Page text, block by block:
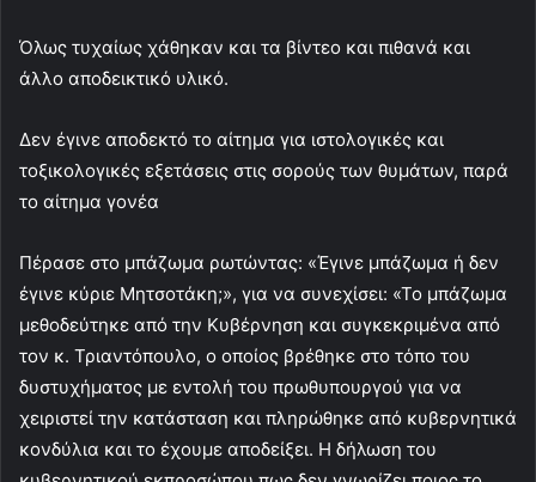
Όλως τυχαίως χάθηκαν και τα βίντεο και πιθανά και
άλλο αποδεικτικό υλικό.
Δεν έγινε αποδεκτό το αίτημα για ιστολογικές και
τοξικολογικές εξετάσεις στις σορούς των θυμάτων, παρά
το αίτημα γονέα
Πέρασε στο μπάζωμα ρωτώντας: «Έγινε μπάζωμα ή δεν
έγινε κύριε Μητσοτάκη;», για να συνεχίσει: «Το μπάζωμα
μεθοδεύτηκε από την Κυβέρνηση και συγκεκριμένα από
τον κ. Τριαντόπουλο, ο οποίος βρέθηκε στο τόπο του
δυστυχήματος με εντολή του πρωθυπουργού για να
χειριστεί την κατάσταση και πληρώθηκε από κυβερνητικά
κονδύλια και το έχουμε αποδείξει. Η δήλωση του